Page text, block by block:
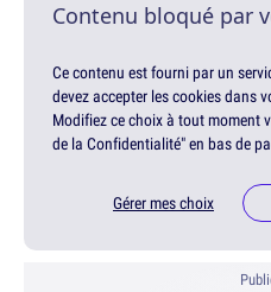
Contenu bloqué par
Ce contenu est fourni par un
devez accepter les cookies dans
Modifiez ce choix à tout moment
de la Confidentialité" en bas de
Gérer mes choix